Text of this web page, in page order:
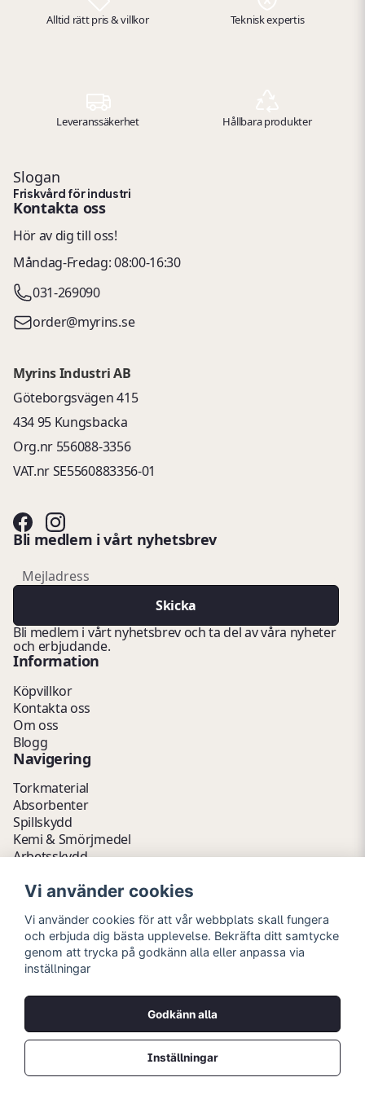
Alltid rätt pris & villkor Teknisk expertis
Leveranssäkerhet Hållbara produkter
Slogan
Friskvård för industri
Kontakta oss
Hör av dig till oss!
Måndag-Fredag: 08:00-16:30
031-269090
order@myrins.se
Myrins Industri AB
Göteborgsvägen 415
434 95 Kungsbacka
Org.nr 556088-3356
VAT.nr SE5560883356-01
Bli medlem i vårt nyhetsbrev
email
Mejladress
Skicka
Bli medlem i vårt nyhetsbrev och ta del av våra nyheter
och erbjudande.
Information
Köpvillkor
Kontakta oss
Om oss
Blogg
Navigering
Torkmaterial
Absorbenter
Spillskydd
Kemi & Smörjmedel
Arbetsskydd
Avfallshantering
Fathantering
Emballage & Tillbehör
Lager & Kontor
Hygien- & Städartiklar
Outlet
Copyright © 2026 Myrins Industri AB
Alla rättigheter reserverade.
Priser visas i svenska kronor (SEK) och är exklusive moms.
Vi använder cookies
Vi använder cookies för att vår webbplats skall fungera
och erbjuda dig bästa upplevelse. Bekräfta ditt samtycke
genom att trycka på godkänn alla eller anpassa via
inställningar
Godkänn alla
Inställningar